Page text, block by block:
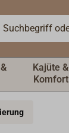
Kajüte &
Komfort